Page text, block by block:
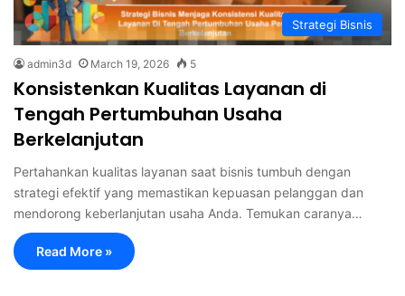
Strategi Bisnis
admin3d March 19, 2026 5
Konsistenkan Kualitas Layanan di
Tengah Pertumbuhan Usaha
Berkelanjutan
Pertahankan kualitas layanan saat bisnis tumbuh dengan
strategi efektif yang memastikan kepuasan pelanggan dan
mendorong keberlanjutan usaha Anda. Temukan caranya…
Read More »